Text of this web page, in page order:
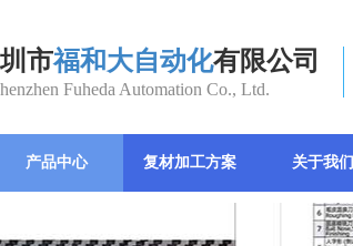
市福和大自动化有限公司
Fuheda Automation Co., Ltd.
产品中心 复材加工方案 关于我们